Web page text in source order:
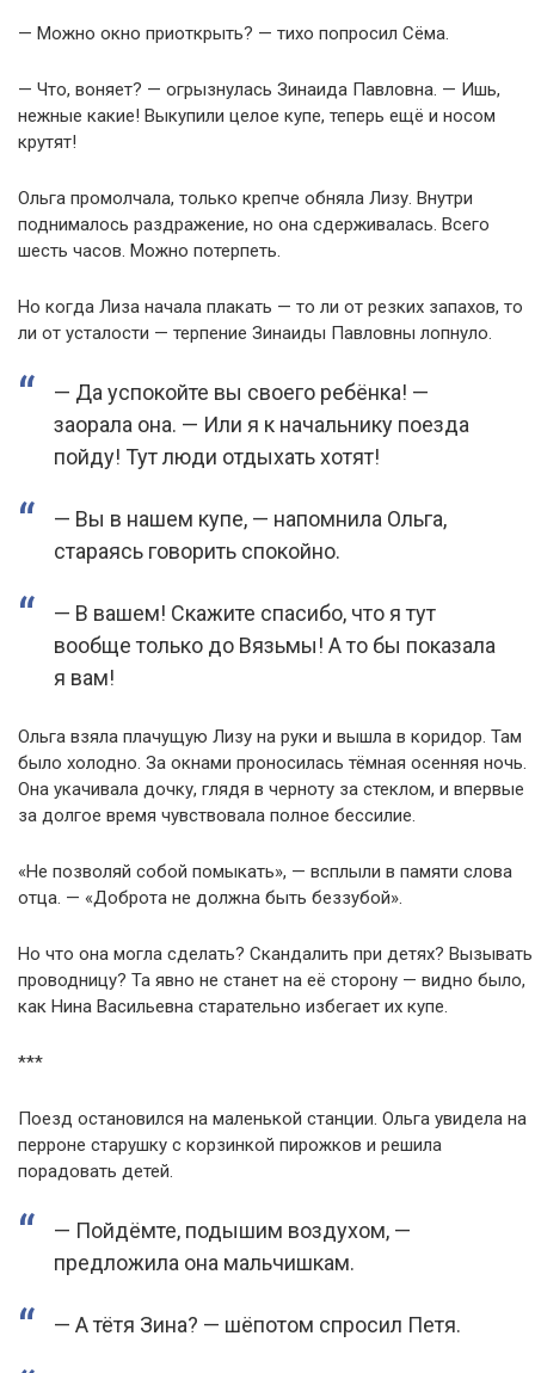
— Можно окно приоткрыть? — тихо попросил Сёма.
— Что, воняет? — огрызнулась Зинаида Павловна. — Ишь,
нежные какие! Выкупили целое купе, теперь ещё и носом
крутят!
Ольга промолчала, только крепче обняла Лизу. Внутри
поднималось раздражение, но она сдерживалась. Всего
шесть часов. Можно потерпеть.
Но когда Лиза начала плакать — то ли от резких запахов, то
ли от усталости — терпение Зинаиды Павловны лопнуло.
— Да успокойте вы своего ребёнка! —
заорала она. — Или я к начальнику поезда
пойду! Тут люди отдыхать хотят!
— Вы в нашем купе, — напомнила Ольга,
стараясь говорить спокойно.
— В вашем! Скажите спасибо, что я тут
вообще только до Вязьмы! А то бы показала
я вам!
Ольга взяла плачущую Лизу на руки и вышла в коридор. Там
было холодно. За окнами проносилась тёмная осенняя ночь.
Она укачивала дочку, глядя в черноту за стеклом, и впервые
за долгое время чувствовала полное бессилие.
«Не позволяй собой помыкать», — всплыли в памяти слова
отца. — «Доброта не должна быть беззубой».
Но что она могла сделать? Скандалить при детях? Вызывать
проводницу? Та явно не станет на её сторону — видно было,
как Нина Васильевна старательно избегает их купе.
***
Поезд остановился на маленькой станции. Ольга увидела на
перроне старушку с корзинкой пирожков и решила
порадовать детей.
— Пойдёмте, подышим воздухом, —
предложила она мальчишкам.
— А тётя Зина? — шёпотом спросил Петя.